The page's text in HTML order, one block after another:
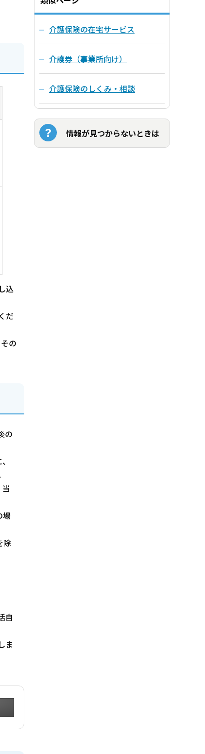
込
だ
の
の
場
除
自
ま
介護保険の在宅サービス
介護券（事業所向け）
介護保険のしくみ・相談
情報が見つからないときは